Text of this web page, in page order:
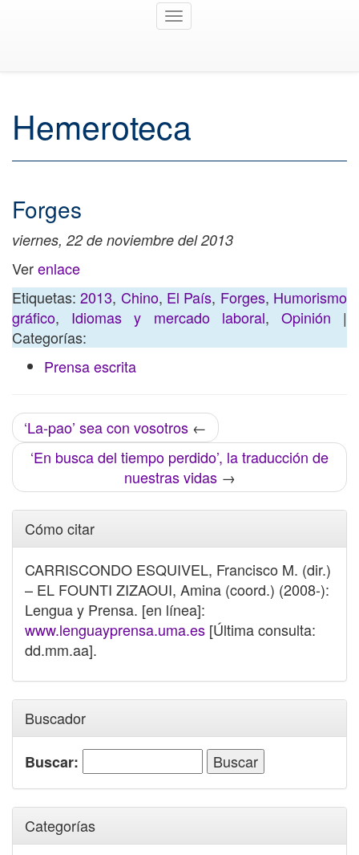
Toggle
Hemeroteca
Forges
viernes, 22 de noviembre del 2013
Verenlace
Etiquetas:2013, Chino, El País, Forges, Humorismo
gráfico, Idiomas y mercado laboral, Opinión |
Categorías:
Prensa escrita
‘La-pao’ sea con vosotros ←
‘En busca del tiempo perdido’, la traducción de
nuestras vidas→
Cómo citar
CARRISCONDO ESQUIVEL, Francisco M. (dir.)
– EL FOUNTI ZIZAOUI, Amina (coord.) (2008-):
Lengua y Prensa. [en línea]:
www.lenguayprensa.uma.es [Última consulta:
dd.mm.aa].
Buscador
Buscar:
Categorías